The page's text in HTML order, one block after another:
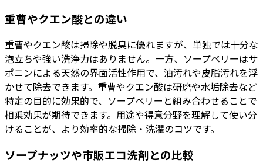
重曹やクエン酸との違い
重曹やクエン酸は掃除や脱臭に優れますが、単独では十分な
泡立ちや強い洗浄力はありません。一方、ソープベリーはサ
ポニンによる天然の界面活性作用で、油汚れや皮脂汚れを浮
かせて除去できます。重曹やクエン酸は研磨や水垢除去など
特定の目的に効果的で、ソープベリーと組み合わせることで
相乗効果が期待できます。用途や得意分野を理解して使い分
けることが、より効率的な掃除・洗濯のコツです。
ソープナッツや市販エコ洗剤との比較